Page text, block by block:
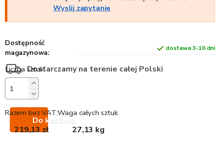
Wyslij zapytanie
Dostępność
magazynowa:
dostawa 3-10 dni
Dostarczamy na terenie całej Polski
Do koszyka
Waga całych sztuk:
27,13 kg
Razem bez VAT:
219,13 zł